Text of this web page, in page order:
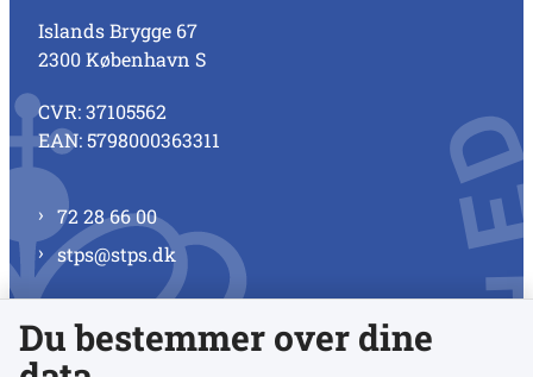
Islands Brygge 67
2300 København S
CVR: 37105562
EAN: 5798000363311
72 28 66 00
stps@stps.dk
Se alle kontaktnumre
Du bestemmer over dine